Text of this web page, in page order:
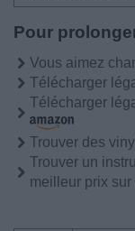
Pour
Vous aimez
Télécharger
Télécharger
Trouver des
Trouver un
meilleur prix sur